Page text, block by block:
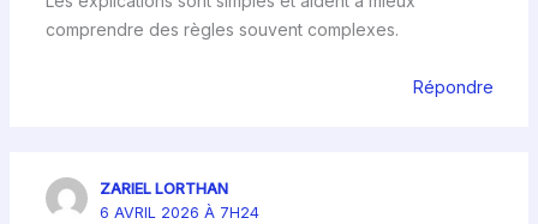
comprendre des règles souvent complexes.
Répondre
ZARIEL LORTHAN
6 AVRIL 2026 À 7H24